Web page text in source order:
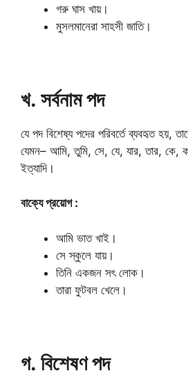
গরু ঘাস খায়।
মুসলমানেরা সাহসী জাতি।
খ. সর্বনাম পদ
যে পদ বিশেষ্য পদের পরিবর্তে ব্যবহৃত হয়,
যেমন– আমি, তুমি, সে, যে, যার, তার, কে,
ইত্যাদি।
বাক্যে প্রয়োগ :
আমি ভাত খাই।
সে স্কুলে যায়।
তিনি একজন সৎ লোক।
তারা ফুটবল খেলে।
গ. বিশেষণ পদ